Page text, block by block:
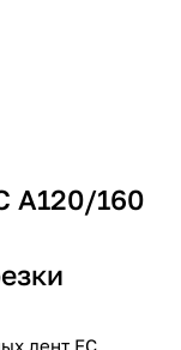
A120/160
лент FC